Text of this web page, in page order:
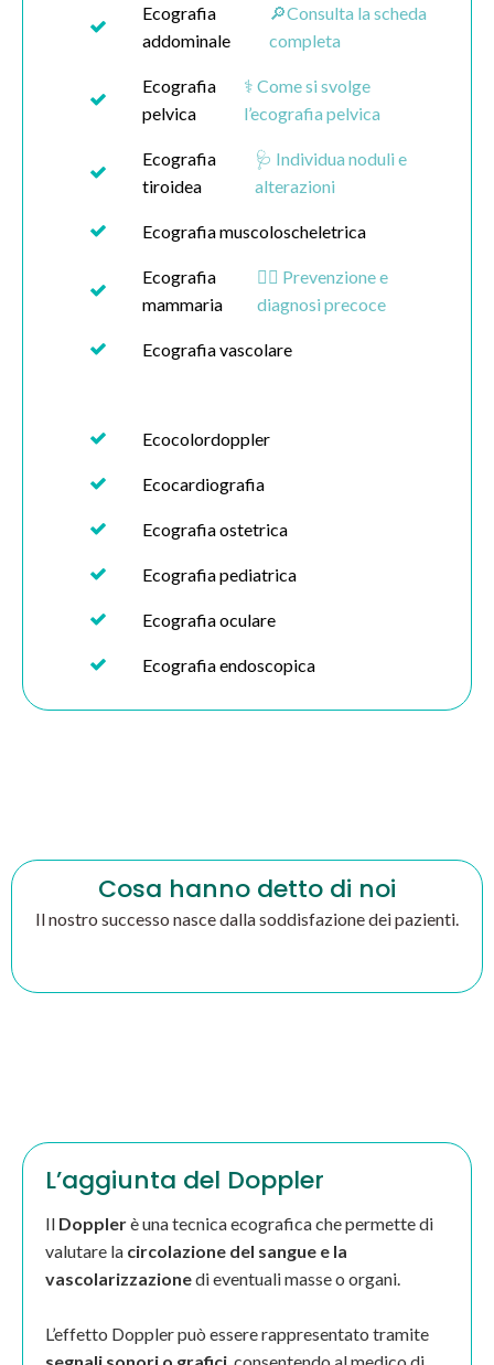
Ecografia
addominale
🔎Consulta la scheda
completa
Ecografia
pelvica
⚕️ Come si svolge
l’ecografia pelvica
Ecografia
tiroidea
🩺 Individua noduli e
alterazioni
Ecografia muscoloscheletrica
Ecografia
mammaria
👩‍⚕️ Prevenzione e
diagnosi precoce
Ecografia vascolare
Ecocolordoppler
Ecocardiografia
Ecografia ostetrica
Ecografia pediatrica
Ecografia oculare
Ecografia endoscopica
Cosa hanno detto di noi
Il nostro successo nasce dalla soddisfazione dei pazienti.
L’aggiunta del Doppler
Il Dopplerè una tecnica ecografica che permette di
valutare la circolazione del sangue e la
vascolarizzazionedi eventuali masse o organi.
L’effetto Doppler può essere rappresentato tramite